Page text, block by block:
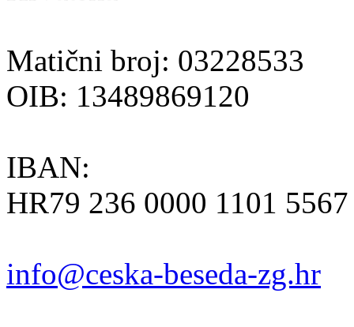
Matični broj: 03228533
OIB: 13489869120
IBAN:
HR79 236 0000 1101
info@ceska-beseda-zg.hr